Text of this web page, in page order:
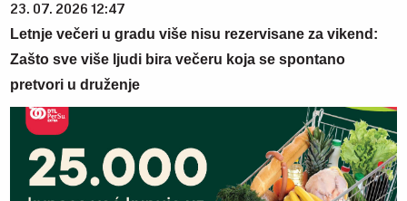
23. 07. 2026 12:47
Letnje večeri u gradu više nisu rezervisane za vikend:
Zašto sve više ljudi bira večeru koja se spontano
pretvori u druženje